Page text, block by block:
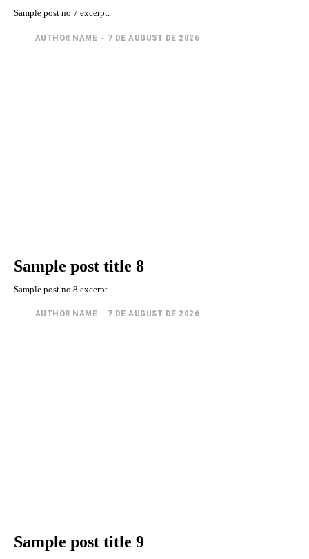
Sample post no 7 excerpt.
AUTHOR NAME - 7 DE AUGUST DE 2026
Sample post title 8
Sample post no 8 excerpt.
AUTHOR NAME - 7 DE AUGUST DE 2026
Sample post title 9